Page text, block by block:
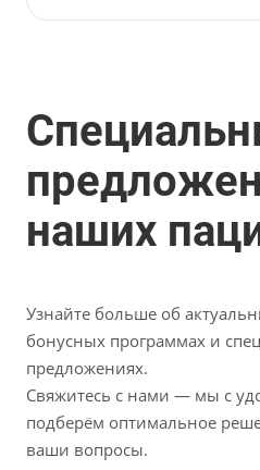
наших
Узнайте больше об
бонусных программах и
предложениях.
Свяжитесь с нами — мы с
подберём оптимальное
ваши вопросы.